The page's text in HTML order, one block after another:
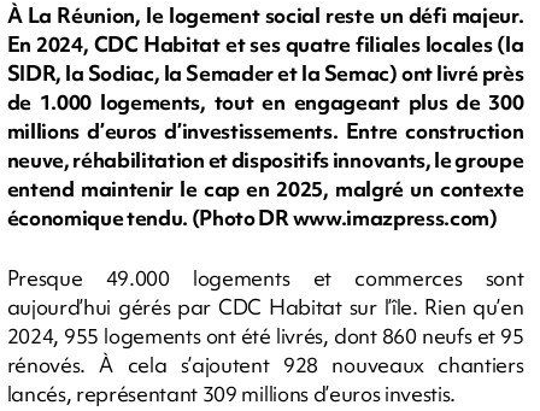
À La Réunion, le logement social reste un défi majeur.
En 2024, CDC Habitat et ses quatre filiales locales (la
SIDR, la Sodiac, la Semader et la Semac) ont livré près
de 1.000 logements, tout en engageant plus de 300
millions d’euros d’investissements. Entre construction
neuve, réhabilitation et dispositifs innovants, le groupe
entend maintenir le cap en 2025, malgré un contexte
économique tendu. (Photo DR www.imazpress.com)
Presque 49.000 logements et commerces sont
aujourd’hui gérés par CDC Habitat sur l’île. Rien qu’en
2024, 955 logements ont été livrés, dont 860 neufs et 95
rénovés. À cela s’ajoutent 928 nouveaux chantiers
lancés, représentant 309 millions d’euros investis.